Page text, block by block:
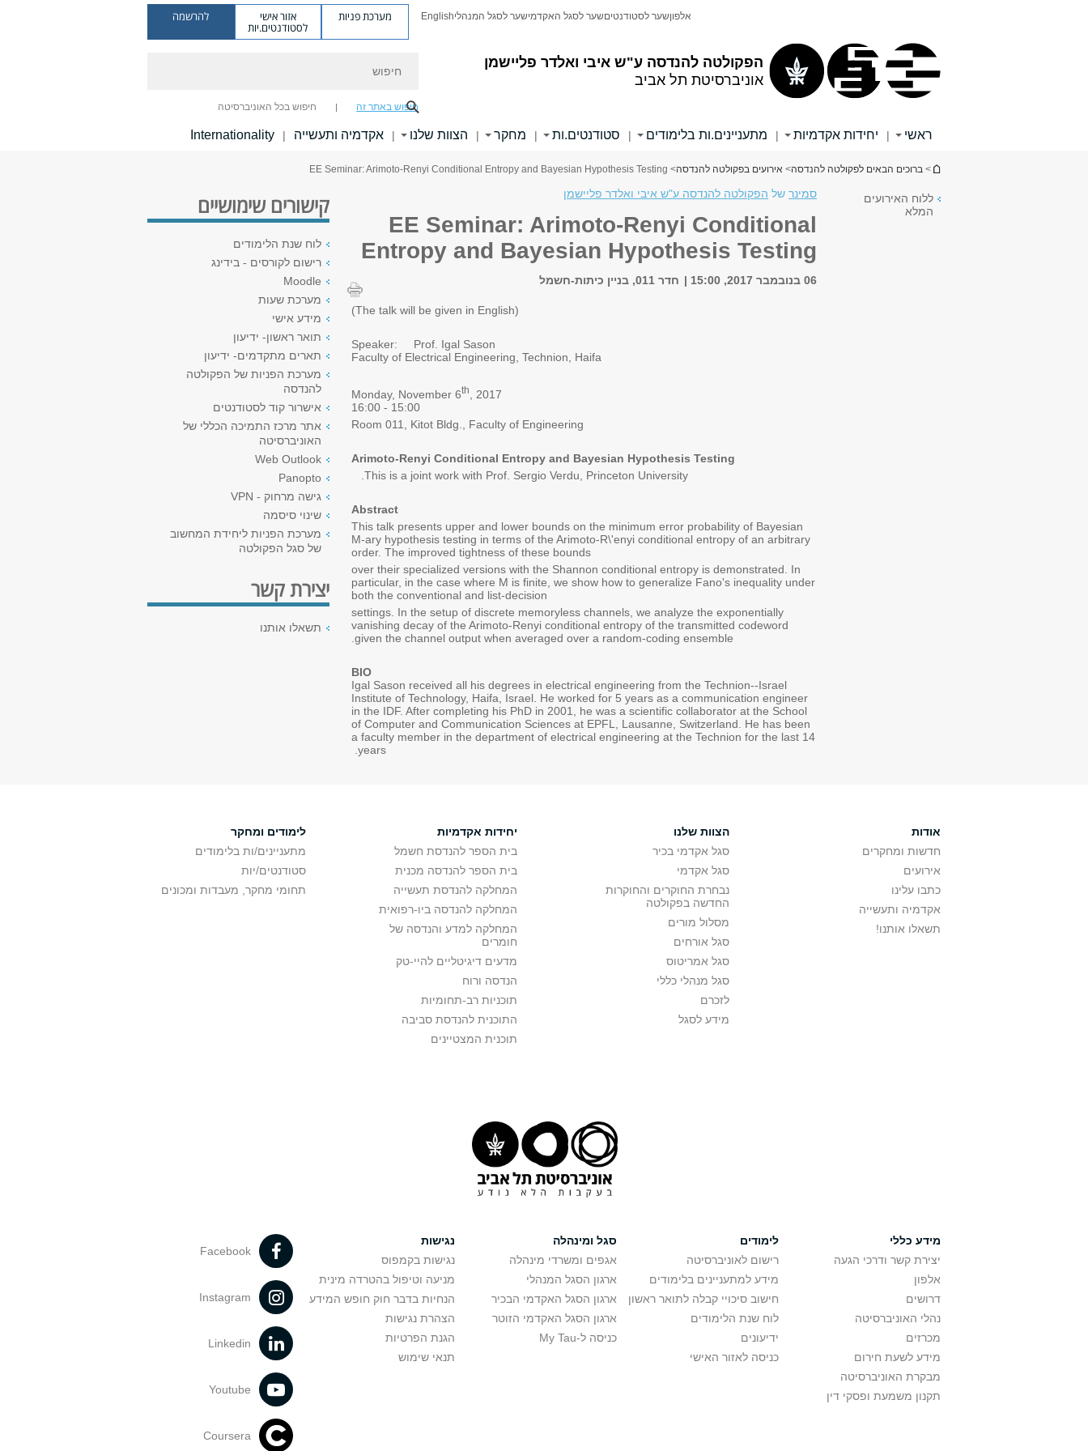
הפקולטה להנדסה ע"ש איבי ואלדר פליישמן
אוניברסיטת תל אביב
אלפוןשער לסטודנטיםשער לסגל האקדמישער לסגל המנהליEnglish מערכת פניות אזור אישי
לסטודנטים.יות
להרשמה
חיפוש באתר זה חיפוש בכל האוניברסיטה
ראשי | יחידות אקדמיות | מתעניינים.ות בלימודים | סטודנטים.ות | מחקר | הצוות שלנו | אקדמיה ותעשייה |
Internationality
הינך נמצא כאן
> ברוכים הבאים לפקולטה להנדסה> אירועים בפקולטה להנדסה> EE Seminar: Arimoto-Renyi Conditional Entropy and Bayesian Hypothesis Testing
ללוח האירועים
המלא
סמינר של הפקולטה להנדסה ע"ש איבי ואלדר פליישמן
EE Seminar: Arimoto-Renyi Conditional
Entropy and Bayesian Hypothesis Testing
06 בנובמבר 2017, 15:00 חדר 011, בניין כיתות-חשמל
(The talk will be given in English)
Speaker: Prof. Igal Sason
Monday, November 6th
, 2017
15:00 - 16:00
Room 011, Kitot Bldg., Faculty of Engineering
Arimoto-Renyi Conditional Entropy and Bayesian Hypothesis Testing
This is a joint work with Prof. Sergio Verdu, Princeton University.
Abstract
This talk presents upper and lower bounds on the minimum error probability of Bayesian
M-ary hypothesis testing in terms of the Arimoto-R\'enyi conditional entropy of an arbitrary
order. The improved tightness of these bounds
over their specialized versions with the Shannon conditional entropy is demonstrated. In
particular, in the case where M is finite, we show how to generalize Fano's inequality under
both the conventional and list-decision
settings. In the setup of discrete memoryless channels, we analyze the exponentially
vanishing decay of the Arimoto-Renyi conditional entropy of the transmitted codeword
given the channel output when averaged over a random-coding ensemble.
BIO
Igal Sason received all his degrees in electrical engineering from the Technion--Israel
Institute of Technology, Haifa, Israel. He worked for 5 years as a communication engineer
in the IDF. After completing his PhD in 2001, he was a scientific collaborator at the School
of Computer and Communication Sciences at EPFL, Lausanne, Switzerland. He has been
a faculty member in the department of electrical engineering at the Technion for the last 14
years.
קישורים שימושיים
לוח שנת הלימודים
רישום לקורסים - בידינג
Moodle
מערכת שעות
מידע אישי
תואר ראשון- ידיעון
תארים מתקדמים- ידיעון
מערכת הפניות של הפקולטה
להנדסה
אישרור קוד לסטודנטים
אתר מרכז התמיכה הכללי של
האוניברסיטה
Web Outlook
Panopto
גישה מרחוק - VPN
שינוי סיסמה
מערכת הפניות ליחידת המחשוב
של סגל הפקולטה
יצירת קשר
תשאלו אותנו
אודות
חדשות ומחקרים
אירועים
כתבו עלינו
אקדמיה ותעשייה
תשאלו אותנו!
הצוות שלנו
סגל אקדמי בכיר
סגל אקדמי
נבחרת החוקרים והחוקרות
החדשה בפקולטה
מסלול מורים
סגל אורחים
סגל אמריטוס
סגל מנהלי כללי
לזכרם
מידע לסגל
יחידות אקדמיות
בית הספר להנדסת חשמל
בית הספר להנדסה מכנית
המחלקה להנדסת תעשייה
המחלקה להנדסה ביו-רפואית
המחלקה למדע והנדסה של
חומרים
מדעים דיגיטליים להיי-טק
הנדסה ורוח
תוכניות רב-תחומיות
התוכנית להנדסת סביבה
תוכנית המצטיינים
לימודים ומחקר
מתעניינים/ות בלימודים
סטודנטים/יות
תחומי מחקר, מעבדות ומכונים
מידע כללי
יצירת קשר ודרכי הגעה
אלפון
דרושים
נהלי האוניברסיטה
מכרזים
מידע לשעת חירום
מבקרת האוניברסיטה
תקנון משמעת ופסקי דין
לימודים
רישום לאוניברסיטה
מידע למתעניינים בלימודים
חישוב סיכויי קבלה לתואר ראשון
לוח שנת הלימודים
ידיעונים
כניסה לאזור האישי
סגל ומינהלה
אגפים ומשרדי מינהלה
ארגון הסגל המנהלי
ארגון הסגל האקדמי הבכיר
ארגון הסגל האקדמי הזוטר
כניסה ל-My Tau
נגישות
נגישות בקמפוס
מניעה וטיפול בהטרדה מינית
הנחיות בדבר חוק חופש המידע
הצהרת נגישות
הגנת הפרטיות
תנאי שימוש
Facebook
Instagram
Linkedin
Youtube
Coursera